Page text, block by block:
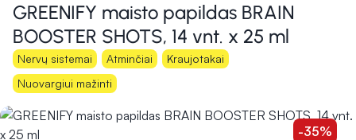
GREENIFY maisto papildas BRAIN
BOOSTER SHOTS, 14 vnt. x 25 ml
Nervų sistemai Atminčiai
Kraujotakai
Nuovargiui mažinti
-35%